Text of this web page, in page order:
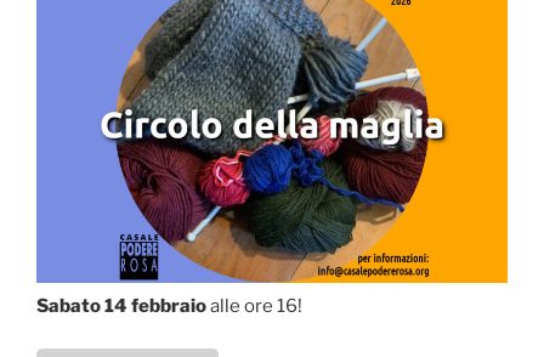
Sabato 14 febbraioalle ore 16!